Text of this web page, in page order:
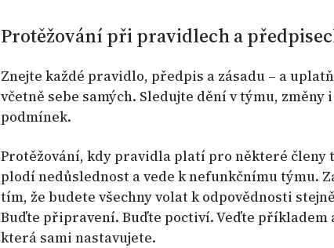
Protěžování při pravidlech a
Znejte každé pravidlo, předpis a zásadu – a
včetně sebe samých. Sledujte dění v týmu,
podmínek.
Protěžování, kdy pravidla platí pro některé členy
plodí nedůslednost a vede k nefunkčnímu týmu.
tím, že budete všechny volat k odpovědnosti
Buďte připravení. Buďte poctiví. Veďte příkladem
která sami nastavujete.